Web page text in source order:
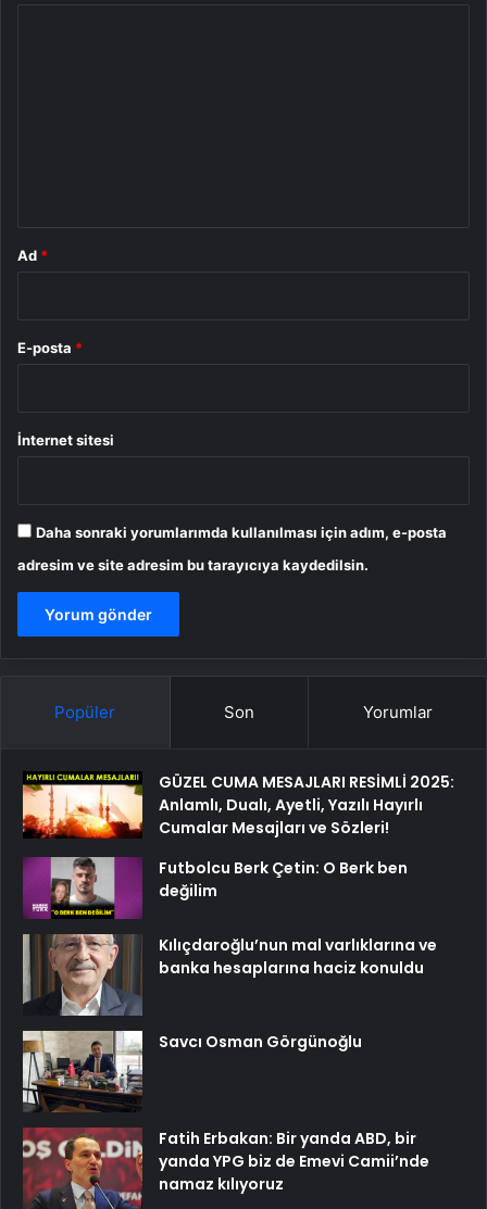
Ad *
E-posta *
İnternet sitesi
Daha sonraki yorumlarımda kullanılması için adım, e-posta
adresim ve site adresim bu tarayıcıya kaydedilsin.
Popüler Son Yorumlar
GÜZEL CUMA MESAJLARI RESİMLİ 2025:
Anlamlı, Dualı, Ayetli, Yazılı Hayırlı
Cumalar Mesajları ve Sözleri!
Futbolcu Berk Çetin: O Berk ben
değilim
Kılıçdaroğlu’nun mal varlıklarına ve
banka hesaplarına haciz konuldu
Savcı Osman Görgünoğlu
Fatih Erbakan: Bir yanda ABD, bir
yanda YPG biz de Emevi Camii’nde
namaz kılıyoruz